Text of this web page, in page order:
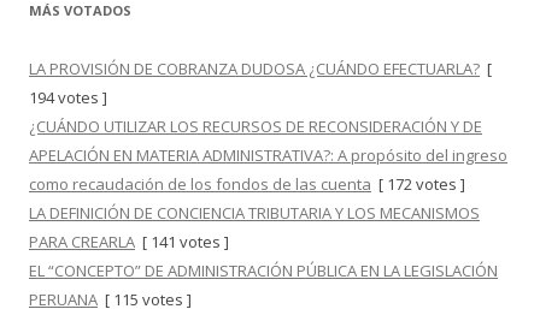
MÁS VOTADOS
LA PROVISIÓN DE COBRANZA DUDOSA ¿CUÁNDO EFECTUARLA? [
194 votes ]
¿CUÁNDO UTILIZAR LOS RECURSOS DE RECONSIDERACIÓN Y DE
APELACIÓN EN MATERIA ADMINISTRATIVA?: A propósito del ingreso
como recaudación de los fondos de las cuenta [ 172 votes ]
LA DEFINICIÓN DE CONCIENCIA TRIBUTARIA Y LOS MECANISMOS
PARA CREARLA [ 141 votes ]
EL “CONCEPTO” DE ADMINISTRACIÓN PÚBLICA EN LA LEGISLACIÓN
PERUANA [ 115 votes ]